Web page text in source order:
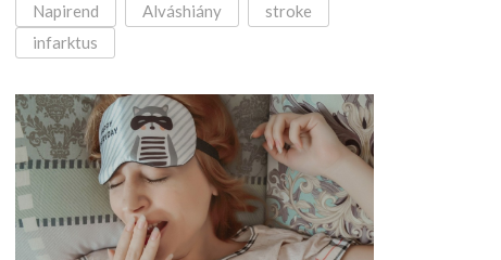
Napirend
Alváshiány
stroke
infarktus